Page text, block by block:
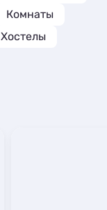
Комнаты
Хостелы